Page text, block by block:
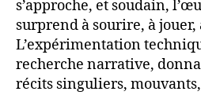
s’approche, et soudain,
surprend à sourire, à jouer,
L’expérimentation
recherche narrative,
récits singuliers,